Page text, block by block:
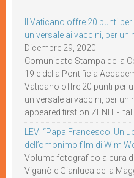
Il Vaticano offre 20 punti
universale ai vaccini, per
Dicembre 29, 2020
Comunicato Stampa della
19 e della Pontificia
Vaticano offre 20 punti per
universale ai vaccini, per
appeared first on ZENIT -
LEV: “Papa Francesco. Un
dell’omonimo film di Wim
Volume fotografico a cura
Viganò e Gianluca della